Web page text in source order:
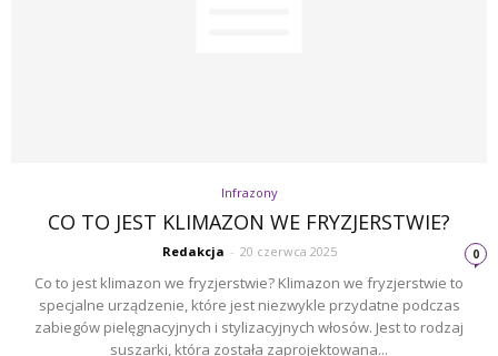
Infrazony
CO TO JEST KLIMAZON WE FRYZJERSTWIE?
Redakcja - 20 czerwca 2025 0
Co to jest klimazon we fryzjerstwie? Klimazon we fryzjerstwie to
specjalne urządzenie, które jest niezwykle przydatne podczas
zabiegów pielęgnacyjnych i stylizacyjnych włosów. Jest to rodzaj
suszarki, która została zaprojektowana...